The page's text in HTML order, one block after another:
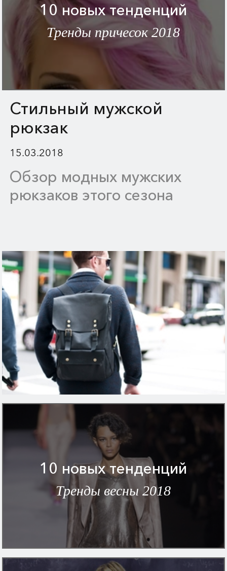
10 новых тенденций
Тренды причесок 2018
Стильный мужской
рюкзак
15.03.2018
Обзор модных мужских
рюкзаков этого сезона
10 новых тенденций
Тренды весны 2018